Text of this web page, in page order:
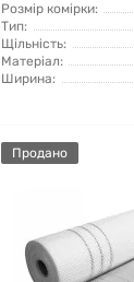
Розмір комірки:
Тип:
Щільність:
Матеріал:
Ширина:
Продано